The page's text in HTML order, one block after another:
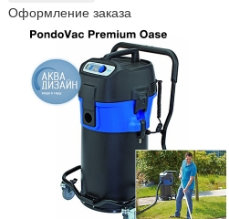
Оформление заказа